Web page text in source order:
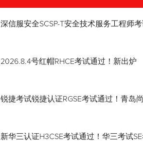
深信服安全SCSP-T安全技术服务工程师
2026.8.4号红帽RHCE考试通过！新出炉
锐捷考试锐捷认证RGSE考试通过！青岛
新华三认证H3CSE考试通过！华三考试